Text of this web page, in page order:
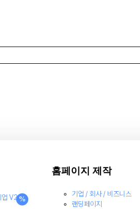
%
홈페이지 제작
기업 / 회사 / 비즈니스
랜딩페이지